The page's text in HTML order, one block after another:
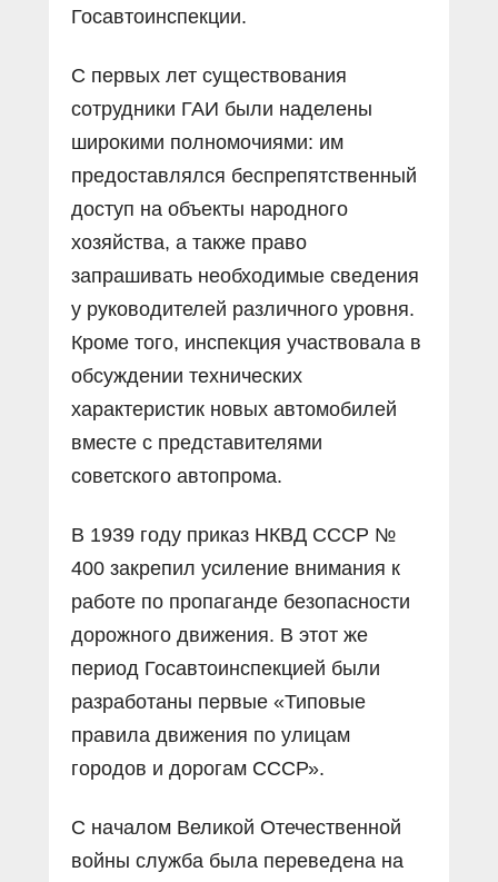
Госавтоинспекции.
С первых лет существования
сотрудники ГАИ были наделены
широкими полномочиями: им
предоставлялся беспрепятственный
доступ на объекты народного
хозяйства, а также право
запрашивать необходимые сведения
у руководителей различного уровня.
Кроме того, инспекция участвовала в
обсуждении технических
характеристик новых автомобилей
вместе с представителями
советского автопрома.
В 1939 году приказ НКВД СССР №
400 закрепил усиление внимания к
работе по пропаганде безопасности
дорожного движения. В этот же
период Госавтоинспекцией были
разработаны первые «Типовые
правила движения по улицам
городов и дорогам СССР».
С началом Великой Отечественной
войны служба была переведена на